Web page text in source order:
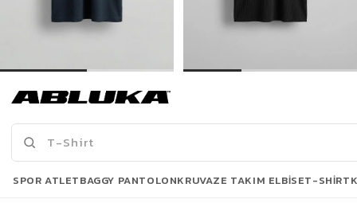
449,90 TL
649,90 TL
Son Bakılanlar
SPOR ATLETBAGGY PANTOLONKRUVAZE TAKIM ELBISET-SHIRT